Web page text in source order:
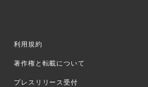
利用規約
著作権と転載について
プレスリリース受付